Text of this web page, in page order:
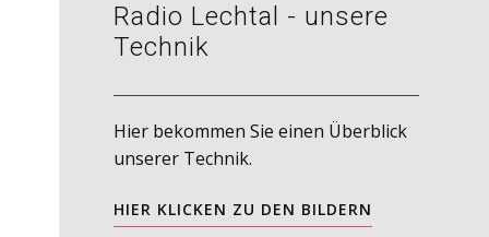
Radio Lechtal - unsere
Technik
Hier bekommen Sie einen Überblick
unserer Technik.
HIER KLICKEN ZU DEN BILDERN